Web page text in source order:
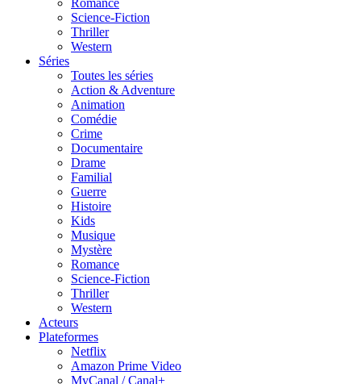
Romance
Science-Fiction
Thriller
Western
Séries
Toutes les séries
Action & Adventure
Animation
Comédie
Crime
Documentaire
Drame
Familial
Guerre
Histoire
Kids
Musique
Mystère
Romance
Science-Fiction
Thriller
Western
Acteurs
Plateformes
Netflix
Amazon Prime Video
MyCanal / Canal+